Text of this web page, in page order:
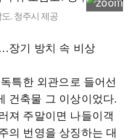
. 청주시 제공
장기 방치 속 비상
특한 외관으로 들어선
건축물 그 이상이었다.
져 주말이면 나들이객
의 번영을 상징하는 대